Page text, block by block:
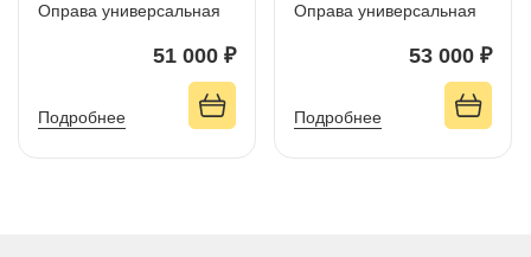
Оправа универсальная
51 000 ₽
Подробнее
Оправа универсальная
53 000 ₽
Подробнее